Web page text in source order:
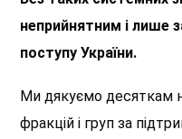
неприйнятним і лише
поступу України.
Ми дякуємо десяткам
фракцій і груп за